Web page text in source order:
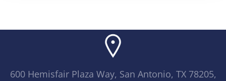
600 Hemisfair Plaza Way, San Antonio, TX 78205,